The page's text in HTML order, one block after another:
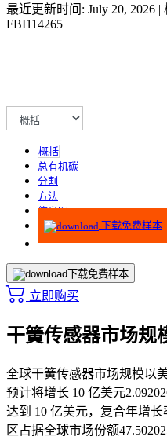
最近更新时间: July 20, 2026 |
FBI114265
概括
总有机碳
分割
方法
信息图
下载免费样本
下载免费样本
立即购买
干簧传感器市场规
全球干簧传感器市场规模以
预计将增长 10 亿美元2.09
达到 10 亿美元，复合年增长
区占据全球市场份额47.50